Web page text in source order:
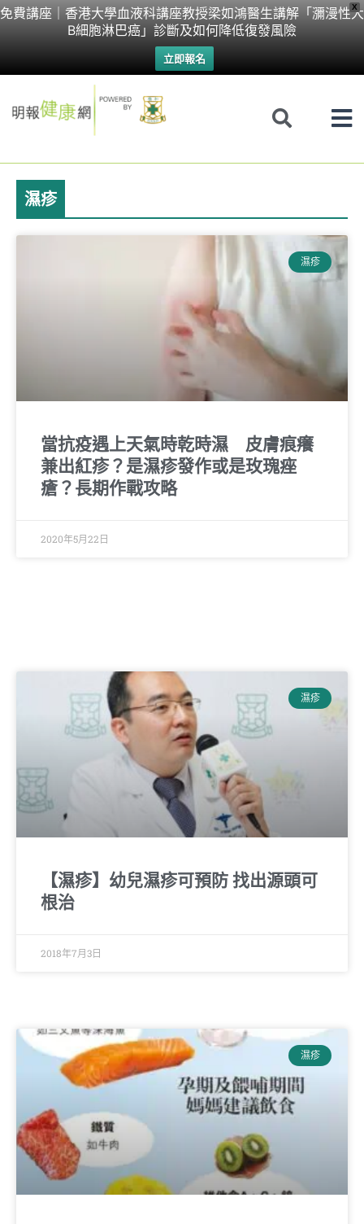
X
免費講座｜香港大學血液科講座教授梁如鴻醫生講解「瀰漫性大
B細胞淋巴癌」診斷及如何降低復發風險
立即報名
Skip
濕疹
濕疹
當抗疫遇上天氣時乾時濕 皮膚痕癢
兼出紅疹？是濕疹發作或是玫瑰痤
瘡？長期作戰攻略
2020年5月22日
濕疹
【濕疹】幼兒濕疹可預防 找出源頭可
根治
2018年7月3日
濕疹